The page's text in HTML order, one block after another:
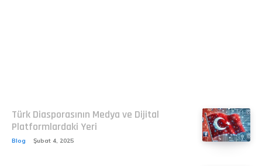
Türk Diasporasının Medya ve Dijital
Platformlardaki Yeri
Blog Şubat 4, 2025